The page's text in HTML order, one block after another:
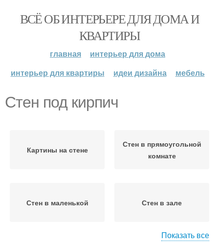
ВСЁ ОБ ИНТЕРЬЕРЕ ДЛЯ ДОМА И
КВАРТИРЫ
главная
интерьер для дома
интерьер для квартиры
идеи дизайна мебель
Стен под кирпич
Картины на стене
Стен в прямоугольной
комнате
Стен в маленькой Стен в зале
Показать все